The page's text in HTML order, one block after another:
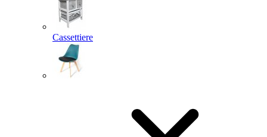
Cassettiere